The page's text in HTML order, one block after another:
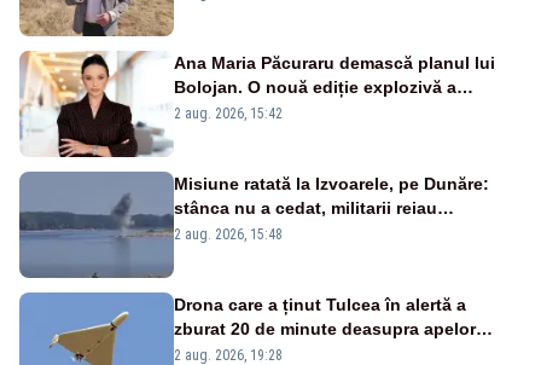
Ana Maria Păcuraru demască planul lui
Bolojan. O nouă ediție explozivă a
emisiunii „Miza Zilei” la Realitatea PLUS
2 aug. 2026, 15:42
Misiune ratată la Izvoarele, pe Dunăre:
stânca nu a cedat, militarii reiau
detonările luni – VIDEO
2 aug. 2026, 15:48
Drona care a ținut Tulcea în alertă a
zburat 20 de minute deasupra apelor
României. Au fost ridicate două F-16
2 aug. 2026, 19:28